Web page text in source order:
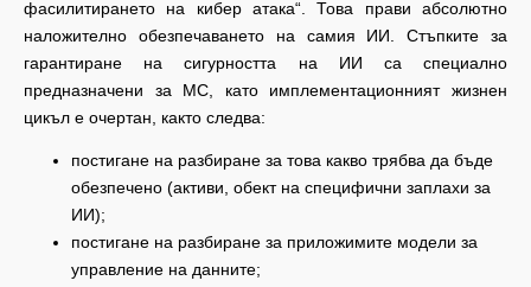
фасилитирането на кибер атака“. Това прави абсолютно
наложително обезпечаването на самия ИИ. Стъпките за
гарантиране на сигурността на ИИ са специално
предназначени за МС, като имплементационният жизнен
цикъл е очертан, както следва:
постигане на разбиране за това какво трябва да бъде
обезпечено (активи, обект на специфични заплахи за
ИИ);
постигане на разбиране за приложимите модели за
управление на данните;